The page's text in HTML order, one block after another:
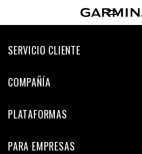
SERVICIO CLIENTE
COMPAÑÍA
PLATAFORMAS
PARA EMPRESAS